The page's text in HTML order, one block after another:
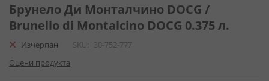
към
началото
на
галерия
снимки
Брунело Ди Монталчино DOCG /
Brunello di Montalcino DOCG 0.375 л.
Изчерпан SKU
30-752-777
Оцени продукта